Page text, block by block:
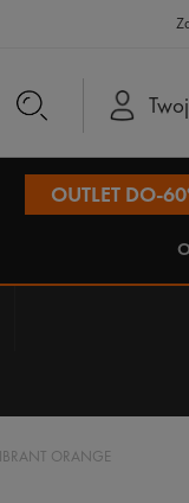
OUTLET DO-
ORANGE